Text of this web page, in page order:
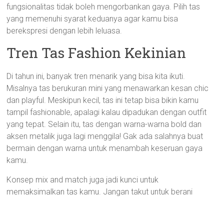
fungsionalitas tidak boleh mengorbankan gaya. Pilih tas
yang memenuhi syarat keduanya agar kamu bisa
berekspresi dengan lebih leluasa.
Tren Tas Fashion Kekinian
Di tahun ini, banyak tren menarik yang bisa kita ikuti.
Misalnya tas berukuran mini yang menawarkan kesan chic
dan playful. Meskipun kecil, tas ini tetap bisa bikin kamu
tampil fashionable, apalagi kalau dipadukan dengan outfit
yang tepat. Selain itu, tas dengan warna-warna bold dan
aksen metalik juga lagi menggila! Gak ada salahnya buat
bermain dengan warna untuk menambah keseruan gaya
kamu.
Konsep mix and match juga jadi kunci untuk
memaksimalkan tas kamu. Jangan takut untuk berani